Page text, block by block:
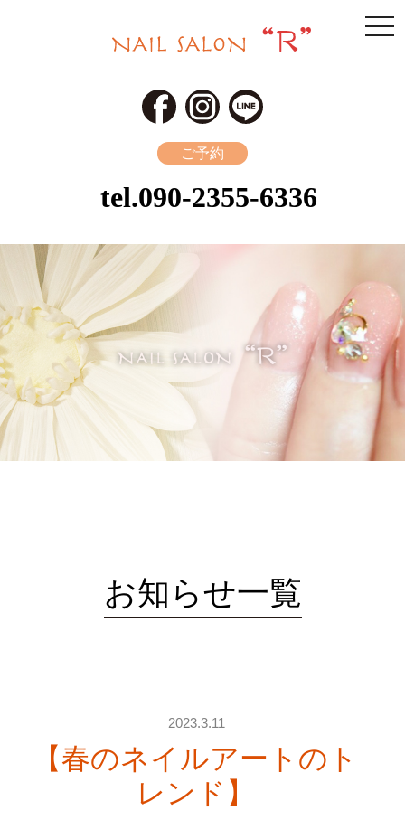
ご予約
tel.090-2355-6336
お知らせ一覧
2023.3.11
【春のネイルアートのト
レンド】